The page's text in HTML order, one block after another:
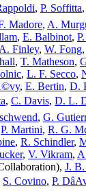
, P. Soffitta,
Madore, A.
, E. Balbinot,
Finley, W. Fong,
, T. Matheson,
, L. F. Secco,
, E. Bertin, D.
, C. Davis, D. L.
, G.
P. Martini, R. G.
, R. Schindler,
, V. Vikram,
J.
S. Covino, P.